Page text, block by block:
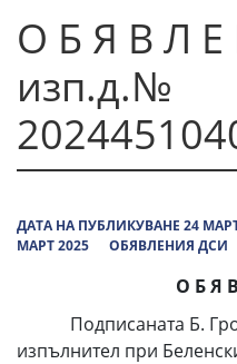
О Б Я В Л
изп.д.№
ДАТА НА ПУБЛИКУВАНЕ 24
МАРТ 2025
ОБЯВЛЕНИЯ ДСИ
О Б Я
Подписаната Б.
изпълнител при